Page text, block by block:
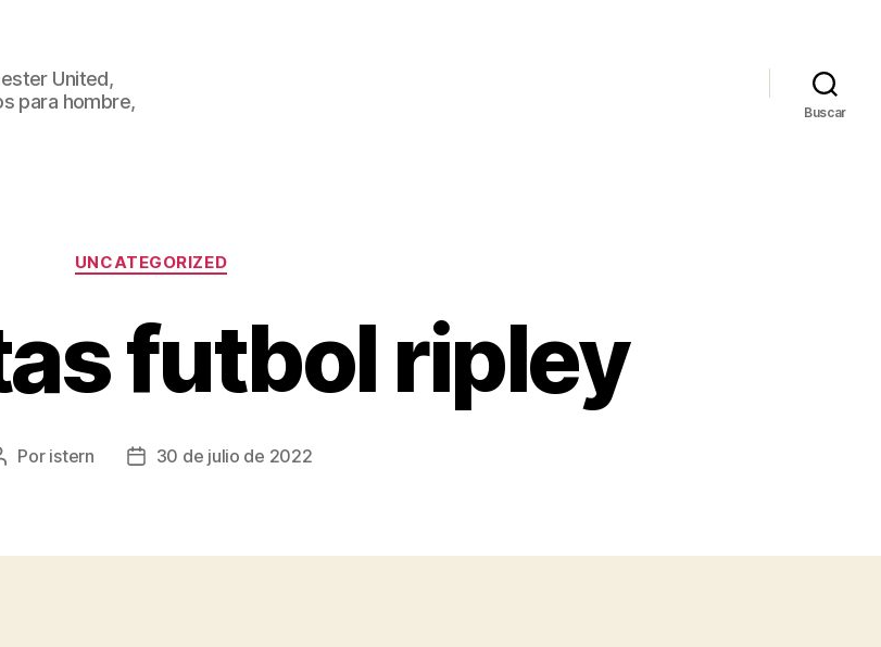
United,
para hombre,
Buscar
Categorías
UNCATEGORIZED
futbol ripley
Por istern
Fecha30 de julio de 2022